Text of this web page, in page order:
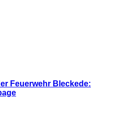
Feuerwehr Bleckede: